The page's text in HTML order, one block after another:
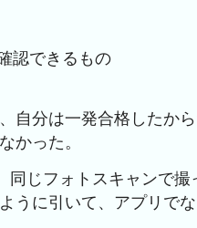
認できるもの
自分は一発合格したか
かった。
同じフォトスキャンで
うに引いて、アプリで